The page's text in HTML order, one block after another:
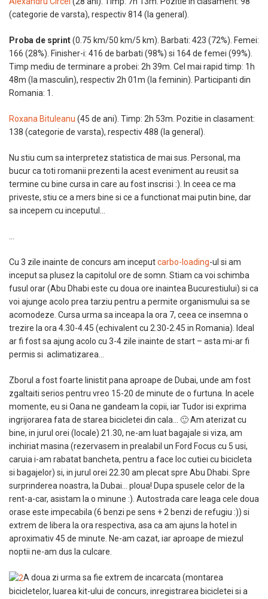
(categorie de varsta), respectiv 814 (la general).
Proba de sprint(0.75 km/50 km/5 km). Barbati: 423 (72%). Femei:
166 (28%). Finisher-i: 416 de barbati (98%) si 164 de femei (99%).
Timp mediu de terminare a probei: 2h 39m. Cel mai rapid timp: 1h
48m (la masculin), respectiv 2h 01m (la feminin). Participanti din
Romania: 1.
Roxana Bituleanu (45 de ani). Timp: 2h 53m. Pozitie in clasament:
138 (categorie de varsta), respectiv 488 (la general).
Nu stiu cum sa interpretez statistica de mai sus. Personal, ma
bucur ca toti romanii prezenti la acest eveniment au reusit sa
termine cu bine cursa in care au fost inscrisi :). In ceea ce ma
priveste, stiu ce a mers bine si ce a functionat mai putin bine, dar
sa incepem cu inceputul…
Cu 3 zile inainte de concurs am inceputcarbo-loading-ul si am
inceput sa plusez la capitolul ore de somn. Stiam ca voi schimba
fusul orar (Abu Dhabi este cu doua ore inaintea Bucurestiului) si ca
voi ajunge acolo prea tarziu pentru a permite organismului sa se
acomodeze. Cursa urma sa inceapa la ora 7, ceea ce insemna o
trezire la ora 4.30-4.45 (echivalent cu 2.30-2.45 in Romania). Ideal
ar fi fost sa ajung acolo cu 3-4 zile inainte de start – asta mi-ar fi
permis si aclimatizarea…
Zborul a fost foarte linistit pana aproape de Dubai, unde am fost
zgaltaiti serios pentru vreo 15-20 de minute de o furtuna. In acele
momente, eu si Oana ne gandeam la copii, iar Tudor isi exprima
ingrijorarea fata de starea bicicletei din cala… 🙂 Am aterizat cu
bine, in jurul orei (locale) 21.30, ne-am luat bagajale si viza, am
inchiriat masina (rezervasem in prealabil un Ford Focus cu 5 usi,
caruia i-am rabatat bancheta, pentru a face loc cutiei cu bicicleta
si bagajelor) si, in jurul orei 22.30 am plecat spre Abu Dhabi. Spre
surprinderea noastra, la Dubai… ploua! Dupa spusele celor de la
rent-a-car, asistam la o minune :). Autostrada care leaga cele doua
orase este impecabila (6 benzi pe sens + 2 benzi de refugiu :)) si
extrem de libera la ora respectiva, asa ca am ajuns la hotel in
aproximativ 45 de minute. Ne-am cazat, iar aproape de miezul
noptii ne-am dus la culcare.
A doua zi urma sa fie extrem de incarcata (montarea
bicicletelor, luarea kit-ului de concurs, inregistrarea bicicletei si a